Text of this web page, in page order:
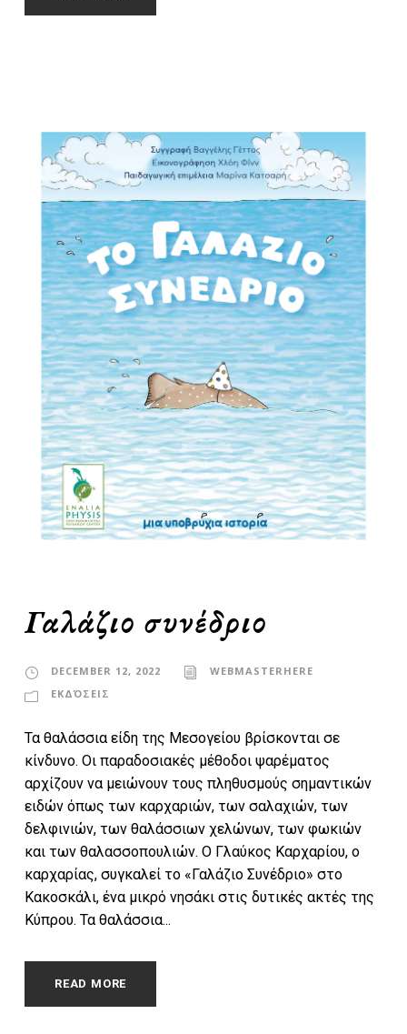
Γαλάζιο συνέδριο
DECEMBER 12, 2022
WEBMASTERHERE
ΕΚΔΌΣΕΙΣ
Τα θαλάσσια είδη της Μεσογείου βρίσκονται σε
κίνδυνο. Οι παραδοσιακές μέθοδοι ψαρέματος
αρχίζουν να μειώνουν τους πληθυσμούς σημαντικών
ειδών όπως των καρχαριών, των σαλαχιών, των
δελφινιών, των θαλάσσιων χελώνων, των φωκιών
και των θαλασσοπουλιών. Ο Γλαύκος Καρχαρίου, ο
καρχαρίας, συγκαλεί το «Γαλάζιο Συνέδριο» στο
Κακοσκάλι, ένα μικρό νησάκι στις δυτικές ακτές της
Κύπρου. Τα θαλάσσια...
READ MORE